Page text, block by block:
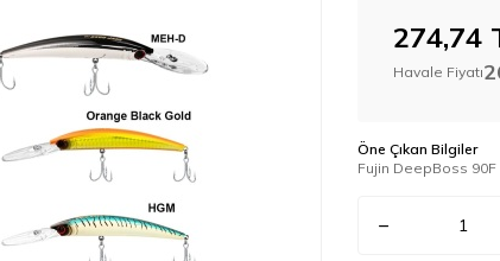
274,74
Havale Fiyatı
Öne Çıkan Bilgiler
Fujin DeepBoss